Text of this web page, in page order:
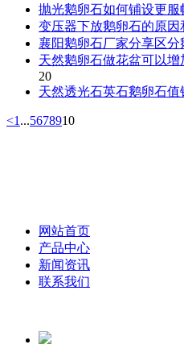
抛光鹅卵石如何铺设更服
变压器下放鹅卵石的原因
襄阳鹅卵石厂家分享区
天然鹅卵石做花盆可以
20
天然透光石英石鹅卵石值
<1 ...5678910
网站首页
产品中心
新闻资讯
联系我们